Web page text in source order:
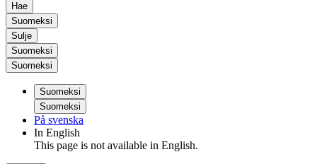
Hae
Suomeksi
Sulje
Suomeksi
Suomeksi
Suomeksi
Suomeksi
På svenska
In English
This page is not available in English.